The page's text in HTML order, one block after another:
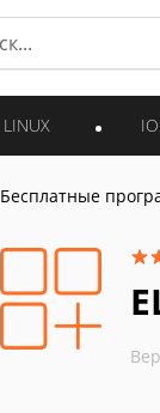
LINUX
Бесплатные